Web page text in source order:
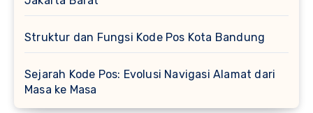
Struktur dan Fungsi Kode Pos Kota Bandung
Sejarah Kode Pos: Evolusi Navigasi Alamat dari
Masa ke Masa